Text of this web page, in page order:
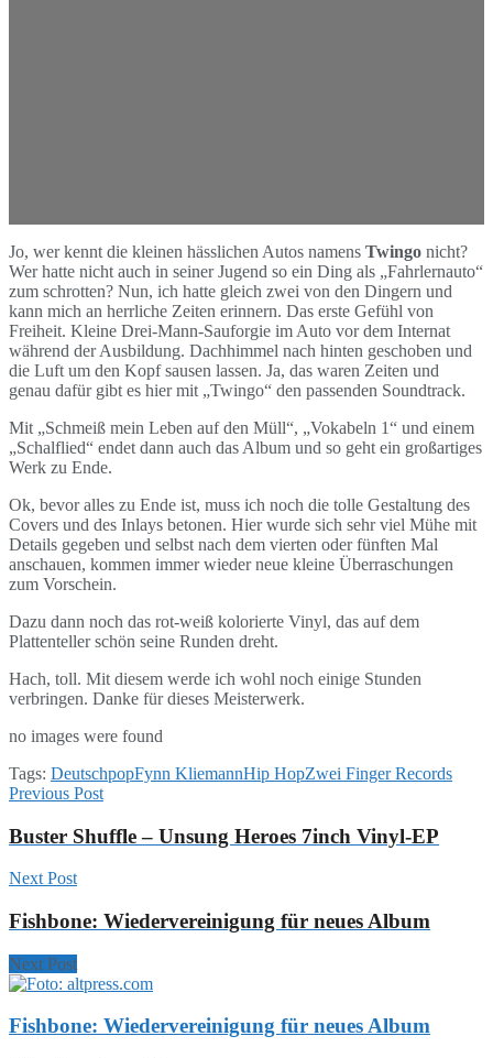
Jo, wer kennt die kleinen hässlichen Autos namens Twingo nicht?
Wer hatte nicht auch in seiner Jugend so ein Ding als „Fahrlernauto“
zum schrotten? Nun, ich hatte gleich zwei von den Dingern und
kann mich an herrliche Zeiten erinnern. Das erste Gefühl von
Freiheit. Kleine Drei-Mann-Sauforgie im Auto vor dem Internat
während der Ausbildung. Dachhimmel nach hinten geschoben und
die Luft um den Kopf sausen lassen. Ja, das waren Zeiten und
genau dafür gibt es hier mit „Twingo“ den passenden Soundtrack.
Mit „Schmeiß mein Leben auf den Müll“, „Vokabeln 1“ und einem
„Schalflied“ endet dann auch das Album und so geht ein großartiges
Werk zu Ende.
Ok, bevor alles zu Ende ist, muss ich noch die tolle Gestaltung des
Covers und des Inlays betonen. Hier wurde sich sehr viel Mühe mit
Details gegeben und selbst nach dem vierten oder fünften Mal
anschauen, kommen immer wieder neue kleine Überraschungen
zum Vorschein.
Dazu dann noch das rot-weiß kolorierte Vinyl, das auf dem
Plattenteller schön seine Runden dreht.
Hach, toll. Mit diesem werde ich wohl noch einige Stunden
verbringen. Danke für dieses Meisterwerk.
no images were found
Tags: DeutschpopFynn KliemannHip HopZwei Finger Records
Previous Post
Buster Shuffle – Unsung Heroes 7inch Vinyl-EP
Next Post
Fishbone: Wiedervereinigung für neues Album
Next Post
Fishbone: Wiedervereinigung für neues Album